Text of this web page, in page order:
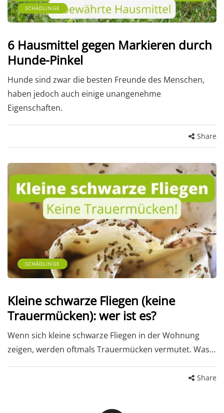
SCHÄDLINGE
6 Hausmittel gegen Markieren durch
Hunde-Pinkel
Hunde sind zwar die besten Freunde des Menschen,
haben jedoch auch einige unangenehme
Eigenschaften.
Share
SCHÄDLINGE
Kleine schwarze Fliegen (keine
Trauermücken): wer ist es?
Wenn sich kleine schwarze Fliegen in der Wohnung
zeigen, werden oftmals Trauermücken vermutet. Was…
Share